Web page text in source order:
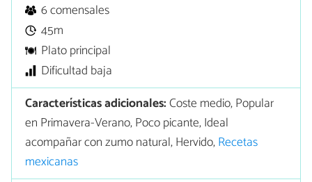
6 comensales
45m
Plato principal
Dificultad baja
Características adicionales:Coste medio, Popular
en Primavera-Verano, Poco picante, Ideal
acompañar con zumo natural, Hervido,Recetas
mexicanas